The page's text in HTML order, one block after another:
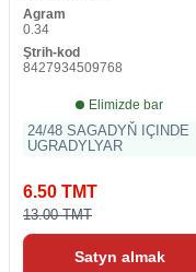
Agram
0.34
Ştrih-kod
8427934509768
Elimizde bar
24/48 SAGADYŇ IÇINDE
UGRADYLYAR
6.50 TMT
13.00 TMT
Satyn almak